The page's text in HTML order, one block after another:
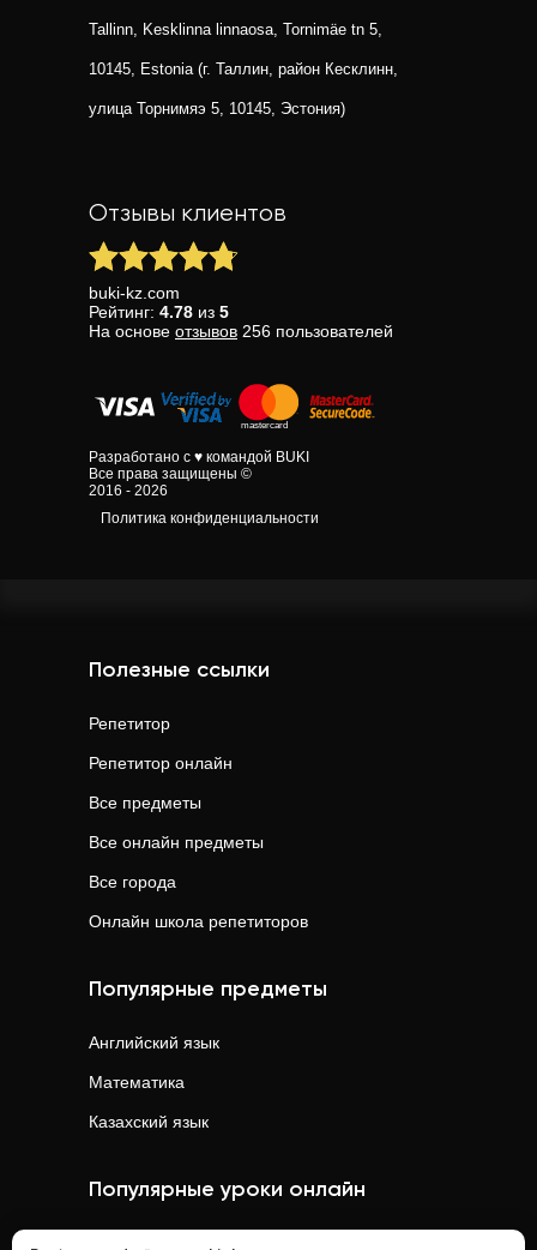
Tallinn, Kesklinna linnaosa, Tornimäe tn 5,
10145, Estonia (г. Таллин, район Кесклинн,
улица Торнимяэ 5, 10145, Эстония)
Отзывы клиентов
buki-kz.com
Рейтинг: 4.78 из 5
На основе отзывов 256 пользователей
Разработано с ♥ командой BUKI
Все права защищены ©
2016 - 2026
Политика конфиденциальности
Полезные ссылки
Репетитор
Репетитор онлайн
Все предметы
Все онлайн предметы
Все города
Онлайн школа репетиторов
Популярные предметы
Английский язык
Математика
Казахский язык
Популярные уроки онлайн